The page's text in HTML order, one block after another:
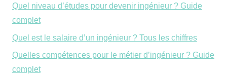
Quel niveau d’études pour devenir ingénieur ? Guide
complet
Quel est le salaire d’un ingénieur ? Tous les chiffres
Quelles compétences pour le métier d’ingénieur ? Guide
complet